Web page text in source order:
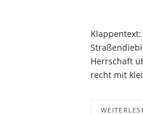
Herrschaft
recht mit